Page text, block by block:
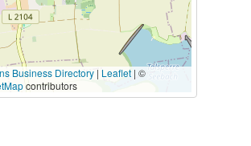
Business Directory | Leaflet | ©
contributors